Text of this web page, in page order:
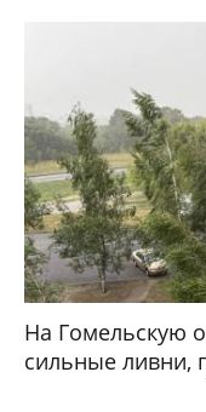
На Гомельскую
сильные ливни,